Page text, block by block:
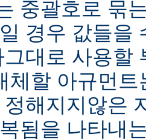
중괄호로 묶
경우 값들을
대로 사용할
체할 아규먼
해지지않은
됨을 나타내